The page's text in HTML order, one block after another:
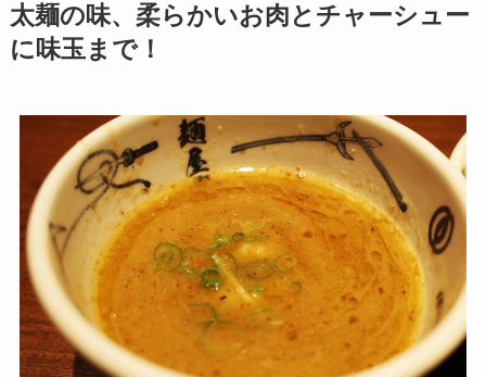
太麺の味、柔らかいお肉とチャーシュー
に味玉まで！